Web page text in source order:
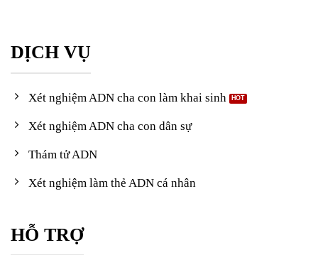
DỊCH VỤ
Xét nghiệm ADN cha con làm khai sinh
Xét nghiệm ADN cha con dân sự
Thám tử ADN
Xét nghiệm làm thẻ ADN cá nhân
HỖ TRỢ